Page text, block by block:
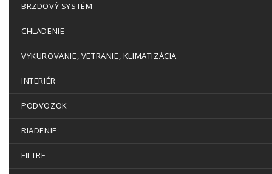
BRZDOVÝ SYSTÉM
CHLADENIE
VYKUROVANIE, VETRANIE, KLIMATIZÁCIA
INTERIÉR
PODVOZOK
RIADENIE
FILTRE